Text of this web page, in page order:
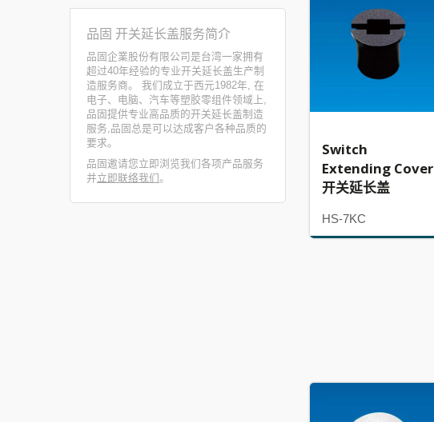
品固 开关延长盖服务简介
品固企業股份有限公司是台湾一家拥有
超过40年经验的专业开关延长盖生产制
造服务商。 我们成立于西元1982年, 在
电子、电脑、汽车等塑胶零组件领域上,
品固提供专业高品质的开关延长盖制造
服务,品固总是可以达成客户各种品质的
要求。
品固邀请您立即浏览我们各项产品服务
并立即联络我们。
Switch
Extending Cover
开关延长盖
HS-7KC